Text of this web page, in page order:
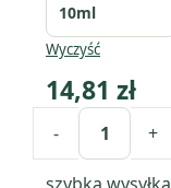
Wyczyść
14,81 zł
- +